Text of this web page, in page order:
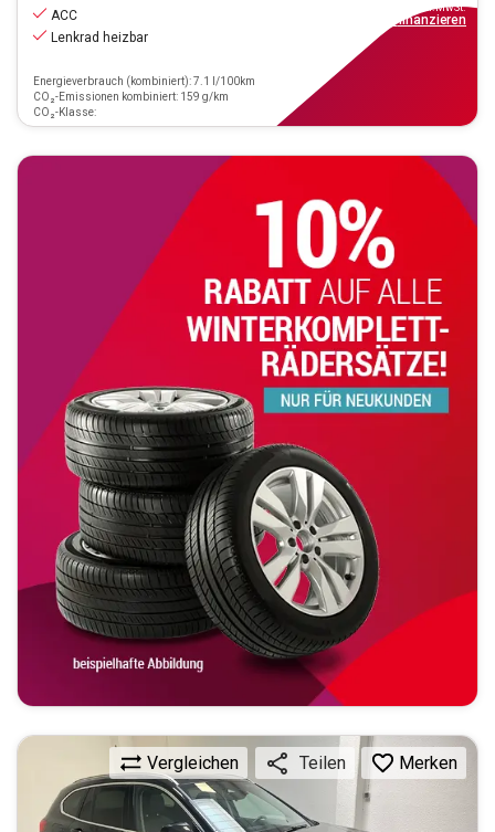
ACC
Lenkrad heizbar
Energieverbrauch (kombiniert): 7.1 l/100km
CO₂-Emissionen kombiniert: 159 g/km
CO₂-Klasse:
inkl.MwSt.
finanzieren
Vergleichen Teilen Merken